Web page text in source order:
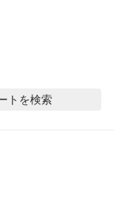
トを検索